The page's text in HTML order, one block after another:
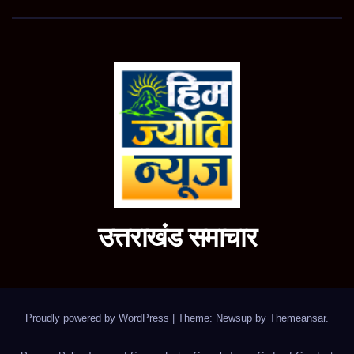
उत्तराखंड समाचार
Proudly powered by WordPress Theme: Newsup by Themeansar.